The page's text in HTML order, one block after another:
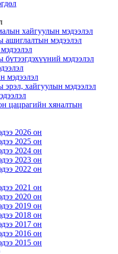
хайгуулын мэдээлэл
ашиглалтын мэдээлэл
бүтээгдэхүүний мэдээлэл
мэдээлэл
эрэл, хайгуулын мэдээлэл
цацрагийн хяналтын
2026 он
2025 он
2024 он
2023 он
2022 он
2021 он
2020 он
2019 он
2018 он
2017 он
2016 он
2015 он